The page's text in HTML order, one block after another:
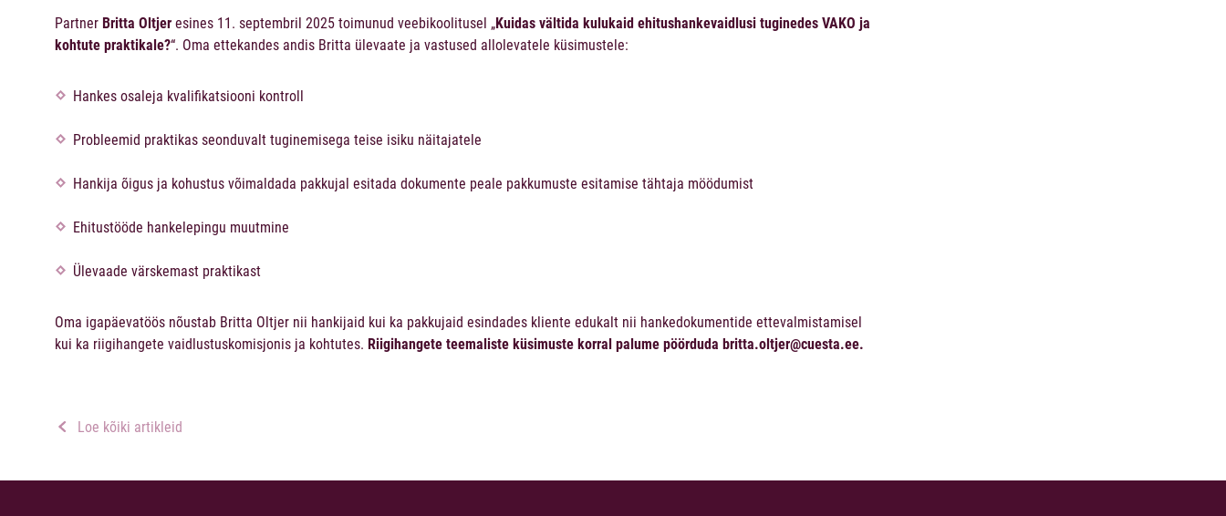
Partner Britta Oltjer esines 11. septembril 2025 toimunud veebikoolitusel „Kuidas vältida kulukaid ehitushankevaidlusi tuginedes VAKO ja
kohtute praktikale?“. Oma ettekandes andis Britta ülevaate ja vastused allolevatele küsimustele:
Hankes osaleja kvalifikatsiooni kontroll
Probleemid praktikas seonduvalt tuginemisega teise isiku näitajatele
Hankija õigus ja kohustus võimaldada pakkujal esitada dokumente peale pakkumuste esitamise tähtaja möödumist
Ehitustööde hankelepingu muutmine
Ülevaade värskemast praktikast
Oma igapäevatöös nõustab Britta Oltjer nii hankijaid kui ka pakkujaid esindades kliente edukalt nii hankedokumentide ettevalmistamisel
kui ka riigihangete vaidlustuskomisjonis ja kohtutes. Riigihangete teemaliste küsimuste korral palume pöörduda britta.oltjer@cuesta.ee.
Loe kõiki artikleid